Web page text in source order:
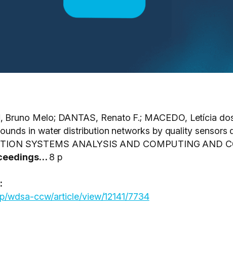
Bruno Melo; DANTAS, Renato F.; MACEDO, Letícia
in water distribution networks by quality sensors
SYSTEMS ANALYSIS AND COMPUTING AND
8 p
wdsa-ccw/article/view/12141/7734